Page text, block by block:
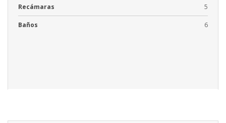
Recámaras 5
Baños 6